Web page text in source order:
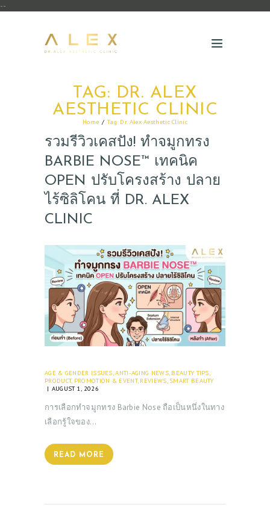
--
TAG: DR. ALEX
AESTHETIC CLINIC
Home Tag: Dr. Alex Aesthetic Clinic
รวมรีวิวเคสปัง! ทำจมูกทรง
BARBIE NOSE™ เทคนิค
OPEN ปรับโครงสร้าง ปลาย
ไร้ซิลิโคน ที่ DR. ALEX
CLINIC
AGE & GENDER ISSUES,ANTI-AGING NEWS, BEAUTY TIPS,
PRODUCT, PROMOTION & EVENT, REVIEWS, SMART BEAUTY
AUGUST 1, 2026
การเลือกทำจมูกทรง Barbie Nose ถือเป็นหนึ่งในทาง
เลือกรู้ใจของ…
READ MORE